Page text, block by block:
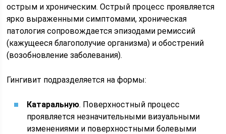
острым и хроническим. Острый процесс проявляется
ярко выраженными симптомами, хроническая
патология сопровождается эпизодами ремиссий
(кажущееся благополучие организма) и обострений
(возобновление заболевания).
Гингивит подразделяется на формы:
Катаральную. Поверхностный процесс
проявляется незначительными визуальными
изменениями и поверхностными болевыми